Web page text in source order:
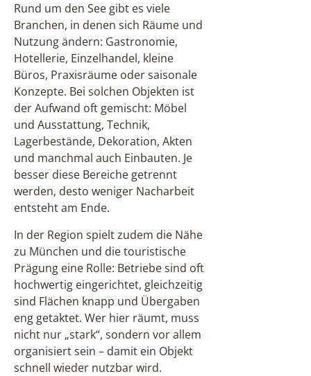
Rund um den See gibt es viele
Branchen, in denen sich Räume und
Nutzung ändern: Gastronomie,
Hotellerie, Einzelhandel, kleine
Büros, Praxisräume oder saisonale
Konzepte. Bei solchen Objekten ist
der Aufwand oft gemischt: Möbel
und Ausstattung, Technik,
Lagerbestände, Dekoration, Akten
und manchmal auch Einbauten. Je
besser diese Bereiche getrennt
werden, desto weniger Nacharbeit
entsteht am Ende.
In der Region spielt zudem die Nähe
zu München und die touristische
Prägung eine Rolle: Betriebe sind oft
hochwertig eingerichtet, gleichzeitig
sind Flächen knapp und Übergaben
eng getaktet. Wer hier räumt, muss
nicht nur „stark“, sondern vor allem
organisiert sein – damit ein Objekt
schnell wieder nutzbar wird.